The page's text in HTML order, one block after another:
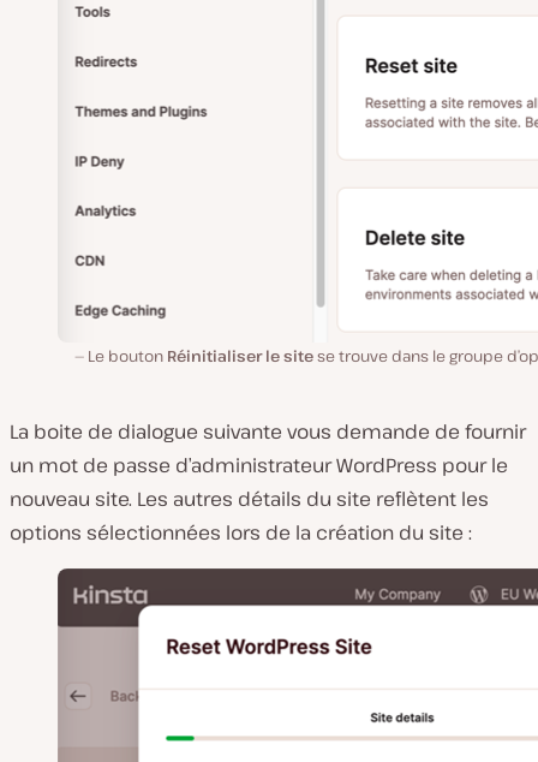
Le bouton Réinitialiser le sitese trouve dans le groupe
La boite de dialogue suivante vous demande de fournir
un mot de passe d’administrateur WordPress pour le
nouveau site. Les autres détails du site reflètent les
options sélectionnées lors de la création du site :